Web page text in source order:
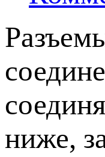
ниже,